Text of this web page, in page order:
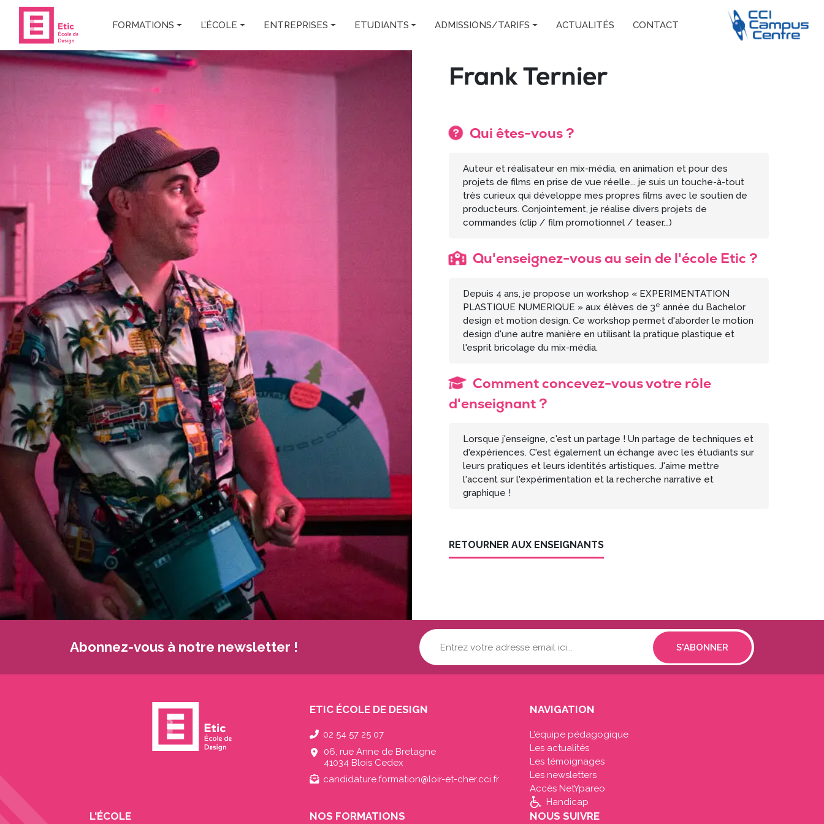
Skip to main content
FORMATIONS
L’ÉCOLE ENTREPRISES ETUDIANTS ADMISSIONS/TARIFS ACTUALITÉS CONTACT
Frank Ternier
Qui êtes-vous ?
Auteur et réalisateur en mix-média, en animation et pour des
projets de films en prise de vue réelle... je suis un touche-à-tout
très curieux qui développe mes propres films avec le soutien de
producteurs. Conjointement, je réalise divers projets de
commandes (clip / film promotionnel / teaser...)
Qu'enseignez-vous au sein de l'école Etic ?
Depuis 4 ans, je propose un workshop « EXPERIMENTATION
PLASTIQUE NUMERIQUE » aux élèves de 3e année du Bachelor
design et motion design. Ce workshop permet d'aborder le motion
design d'une autre manière en utilisant la pratique plastique et
l'esprit bricolage du mix-média.
Comment concevez-vous votre rôle
d'enseignant ?
Lorsque j'enseigne, c'est un partage ! Un partage de techniques et
d'expériences. C'est également un échange avec les étudiants sur
leurs pratiques et leurs identités artistiques. J'aime mettre
l'accent sur l'expérimentation et la recherche narrative et
graphique !
RETOURNER AUX ENSEIGNANTS
Abonnez-vous à notre newsletter !
Votre
adresse
mail...
ETIC ÉCOLE DE DESIGN
02 54 57 25 07
06, rue Anne de Bretagne
41034 Blois Cedex
candidature.formation@loir-et-cher.cci.fr
NAVIGATION
L’équipe pédagogique
Les actualités
Les témoignages
Les newsletters
Accès NetYpareo
Handicap
L'ÉCOLE NOS FORMATIONS NOUS SUIVRE